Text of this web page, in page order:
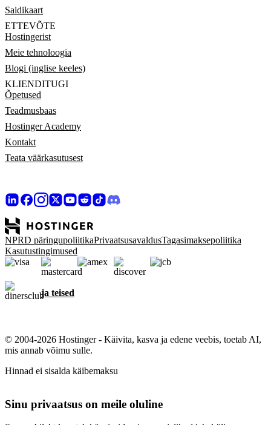
Saidikaart
ETTEVÕTE
Hostingerist
Meie tehnoloogia
Blogi (inglise keeles)
KLIENDITUGI
Õpetused
Teadmusbaas
Hostinger Academy
Kontakt
Teata väärkasutusest
NPRD päringupoliitikaPrivaatsusavaldusTagasimaksepoliitika
Kasutustingimused
ja teised
© 2004-2026 Hostinger - Käivita, kasva ja edene veebis, toetab AI,
mis annab võimu sulle.
Hinnad ei sisalda käibemaksu
Sinu privaatsus on meile oluline